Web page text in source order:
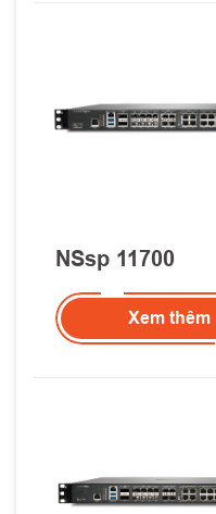
NSsp 11700
Xem thêm